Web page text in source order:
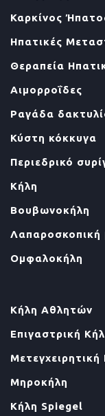
Καρκίνος
Ηπατικές
Θεραπεία
Αιμορροΐδες
Ραγάδα
Κύστη κόκκυγα
Περιεδρικό
Κήλη
Βουβωνοκήλη
Ομφαλοκήλη
Κήλη Αθλητών
Επιγαστρική
Μετεγχειρητική
Μηροκήλη
Κήλη Spiegel